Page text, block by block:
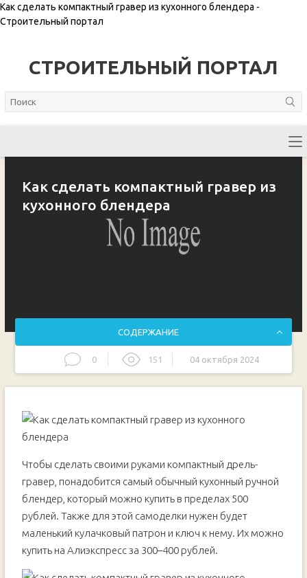
Как сделать компактный гравер из кухонного блендера -
Строительный портал
СТРОИТЕЛЬНЫЙ ПОРТАЛ
Как сделать компактный гравер из
кухонного блендера
СОДЕРЖАНИЕ
0 151 04 октября 2024
Чтобы сделать своими руками компактный дрель-
гравер, понадобится самый обычный кухонный ручной
блендер, который можно купить в пределах 500
рублей. Также для этой самоделки нужен будет
маленький кулачковый патрон и ключ к нему. Их можно
купить на Алиэкспресс за 300–400 рублей.